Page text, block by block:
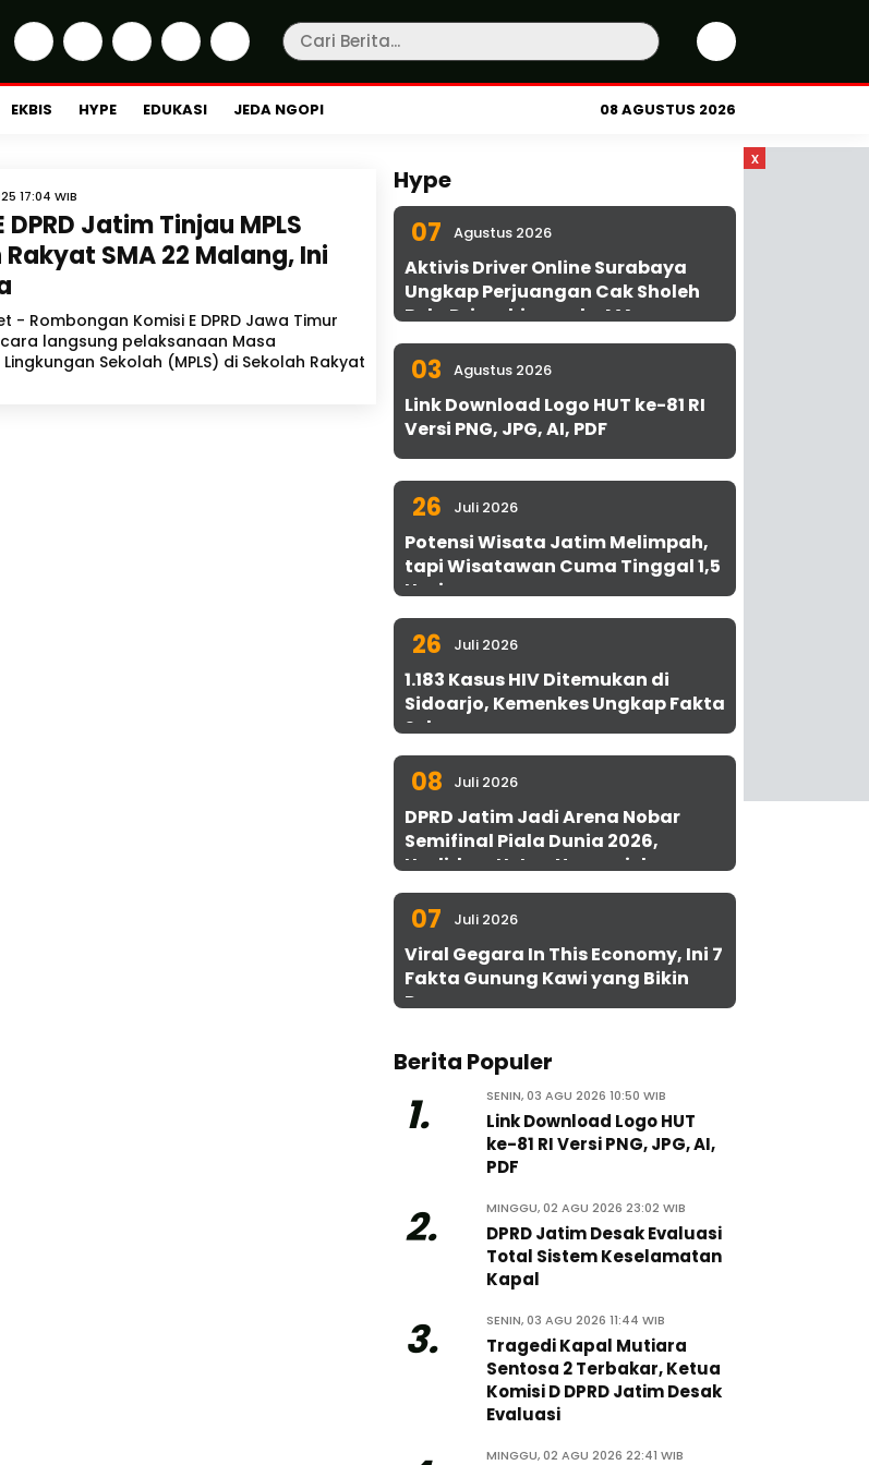
EKBIS HYPE EDUKASI JEDA NGOPI 08 AGUSTUS 2026
x
17:04 WIB
DPRD Jatim Tinjau MPLS
Rakyat SMA 22 Malang, Ini
- Rombongan Komisi E DPRD Jawa Timur
langsung pelaksanaan Masa
Sekolah (MPLS) di Sekolah Rakyat
Hype
07 Agustus 2026
Aktivis Driver Online Surabaya
Ungkap Perjuangan Cak Sholeh
Bela Driver hingga ke MA
03 Agustus 2026
Link Download Logo HUT ke-81 RI
Versi PNG, JPG, AI, PDF
26 Juli 2026
Potensi Wisata Jatim Melimpah,
tapi Wisatawan Cuma Tinggal 1,5
Hari
26 Juli 2026
1.183 Kasus HIV Ditemukan di
Sidoarjo, Kemenkes Ungkap Fakta
Sebenarnya
08 Juli 2026
DPRD Jatim Jadi Arena Nobar
Semifinal Piala Dunia 2026,
Hadirkan Uston Nawawi dan
UMKM Gratis untuk 1.000 Warga
07 Juli 2026
Viral Gegara In This Economy, Ini 7
Fakta Gunung Kawi yang Bikin
Penasaran
Berita Populer
1. SENIN, 03 AGU 2026 10:50 WIB
Link Download Logo HUT
ke-81 RI Versi PNG, JPG, AI,
PDF
2. MINGGU, 02 AGU 2026 23:02 WIB
DPRD Jatim Desak Evaluasi
Total Sistem Keselamatan
Kapal
3. SENIN, 03 AGU 2026 11:44 WIB
Tragedi Kapal Mutiara
Sentosa 2 Terbakar, Ketua
Komisi D DPRD Jatim Desak
Evaluasi
MINGGU, 02 AGU 2026 22:41 WIB